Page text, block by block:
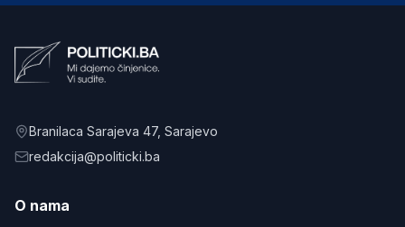
Branilaca Sarajeva 47, Sarajevo
redakcija@politicki.ba
O nama